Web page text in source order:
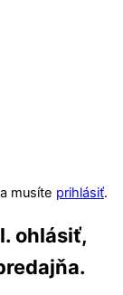
musíte prihlásiť.
ohlásiť,